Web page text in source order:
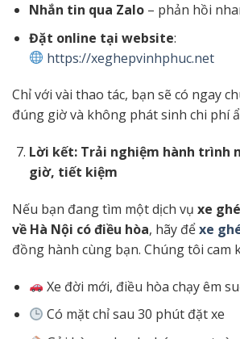
Nhắn tin qua Zalo– phản hồi
Đặt online tại website:
https://xeghepvinhphuc.net
Chỉ với vài thao tác, bạn sẽ có ngay
đúng giờ và không phát sinh chi phí
Lời kết: Trải nghiệm hành trình
giờ, tiết kiệm
Nếu bạn đang tìm một dịch vụ xe
về Hà Nội có điều hòa, hãy đểxe
đồng hành cùng bạn. Chúng tôi cam
Xe đời mới, điều hòa chạy êm
Có mặt chỉ sau 30 phút đặt xe